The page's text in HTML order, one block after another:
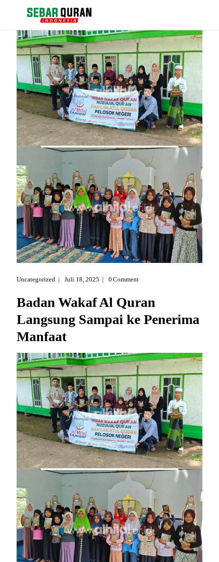
Berita
Events
Kontak
Tentang Kami
Pengajuan Bantuan Al Quran
Uncategorized Juli 18, 2025 0 Comment
Badan Wakaf Al Quran
Langsung Sampai ke Penerima
Manfaat